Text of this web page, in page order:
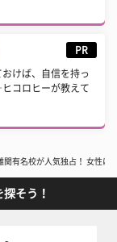
PR
けば、自信を持っ
コロヒーが教えて
関有名校が人気独占！ 女性に
そう！